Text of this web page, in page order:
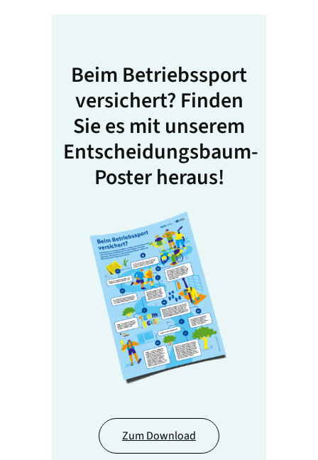
Beim Betriebssport
versichert? Finden
Sie es mit unserem
Entscheidungsbaum-
Poster heraus!
Zum Download